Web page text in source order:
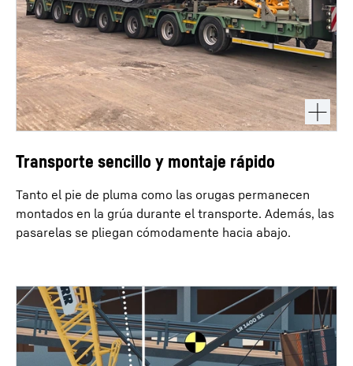
Transporte sencillo y montaje rápido
Tanto el pie de pluma como las orugas permanecen
montados en la grúa durante el transporte. Además, las
pasarelas se pliegan cómodamente hacia abajo.